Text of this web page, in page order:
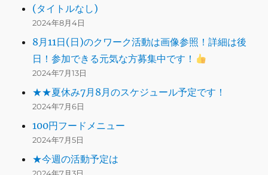
(タイトルなし)
2024年8月4日
8月11日(日)のクワーク活動は画像参照！詳細は後
日！参加できる元気な方募集中です！
2024年7月13日
★★夏休み7月8月のスケジュール予定です！
2024年7月6日
100円フードメニュー
2024年7月5日
★今週の活動予定は